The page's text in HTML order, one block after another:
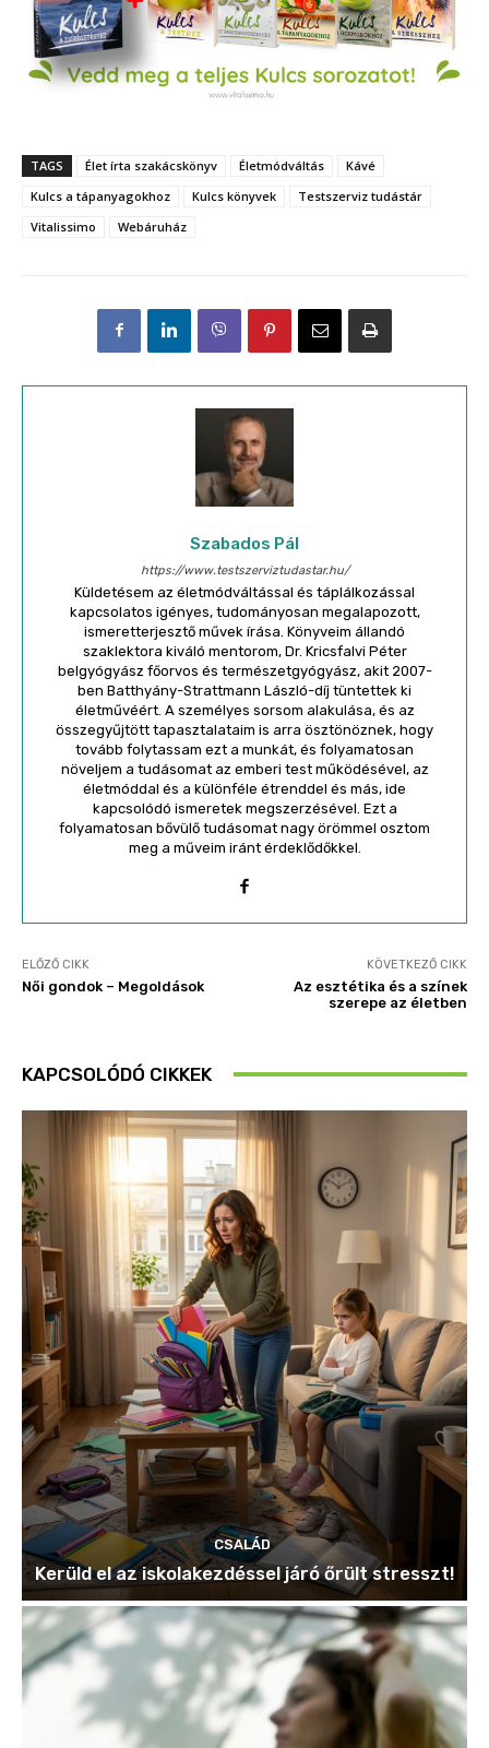
TAGS Élet írta szakácskönyv Életmódváltás
Kávé
Kulcs a tápanyagokhoz
Kulcs könyvek
Testszerviz tudástár
Vitalissimo
Webáruház
Szabados Pál
https://www.testszerviztudastar.hu/
Küldetésem az életmódváltással és táplálkozással
kapcsolatos igényes, tudományosan megalapozott,
ismeretterjesztő művek írása. Könyveim állandó
szaklektora kiváló mentorom, Dr. Kricsfalvi Péter
belgyógyász főorvos és természetgyógyász, akit 2007-
ben Batthyány-Strattmann László-díj tüntettek ki
életművéért. A személyes sorsom alakulása, és az
összegyűjtött tapasztalataim is arra ösztönöznek, hogy
tovább folytassam ezt a munkát, és folyamatosan
növeljem a tudásomat az emberi test működésével, az
életmóddal és a különféle étrenddel és más, ide
kapcsolódó ismeretek megszerzésével. Ezt a
folyamatosan bővülő tudásomat nagy örömmel osztom
meg a műveim iránt érdeklődőkkel.
ELŐZŐ CIKK
Női gondok – Megoldások
KÖVETKEZŐ CIKK
Az esztétika és a színek
szerepe az életben
KAPCSOLÓDÓ CIKKEK
CSALÁD
Kerüld el az iskolakezdéssel járó őrült stresszt!